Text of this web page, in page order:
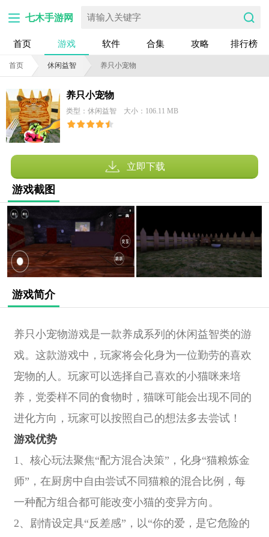
七木手游网
首页 游戏 软件 合集 攻略 排行榜
首页 休闲益智 养只小宠物
养只小宠物
类型：休闲益智 大小：106.11 MB
立即下载
游戏截图
游戏简介
养只小宠物游戏是一款养成系列的休闲益智类的游
戏。这款游戏中，玩家将会化身为一位勤劳的喜欢
宠物的人。玩家可以选择自己喜欢的小猫咪来培
养，党委样不同的食物时，猫咪可能会出现不同的
进化方向，玩家可以按照自己的想法多去尝试！
游戏优势
1、核心玩法聚焦“配方混合决策”，化身“猫粮炼金
师”，在厨房中自由尝试不同猫粮的混合比例，每
一种配方组合都可能改变小猫的变异方向。
2、剧情设定具“反差感”，以“你的爱，是它危险的